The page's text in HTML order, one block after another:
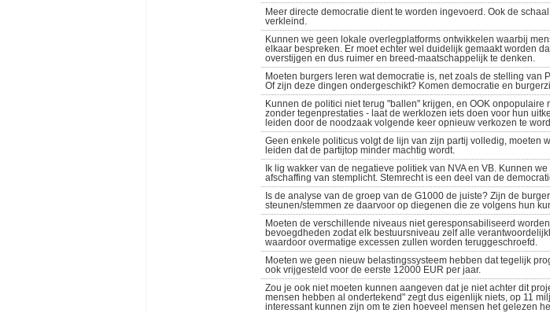
Meer directe democratie dient te worden ingevoerd. Ook de
verkleind.
Kunnen we geen lokale overlegplatforms ontwikkelen waarbij
elkaar bespreken. Er moet echter wel duidelijk gemaakt worden
overstijgen en dus ruimer en breed-maatschappelijk te denken.
Moeten burgers leren wat democratie is, net zoals de stelling
Of zijn deze dingen ondergeschikt? Komen democratie en
Kunnen de politici niet terug "ballen" krijgen, en OOK
zonder tegenprestaties - laat de werklozen iets doen voor hun
leiden door de noodzaak volgende keer opnieuw verkozen te
Geen enkele politicus volgt de lijn van zijn partij volledig, moeten
leiden dat de partijtop minder machtig wordt.
Ik lig wakker van de negatieve politiek van NVA en VB. Kunnen
afschaffing van stemplicht. Stemrecht is een deel van de
Is de analyse van de groep van de G1000 de juiste? Zijn de
steunen/stemmen ze daarvoor op diegenen die ze volgens hun
Moeten de verschillende niveaus niet geresponsabiliseerd
bevoegdheden zodat elk bestuursniveau zelf alle
waardoor overmatige excessen zullen worden teruggeschroefd.
Moeten we geen nieuw belastingssysteem hebben dat tegelijk
ook vrijgesteld voor de eerste 12000 EUR per jaar.
Zou je ook niet moeten kunnen aangeven dat je niet achter dit
mensen hebben al ondertekend" zegt dus eigenlijk niets, op 11
interessant kunnen zijn om te zien hoeveel mensen het gelezen